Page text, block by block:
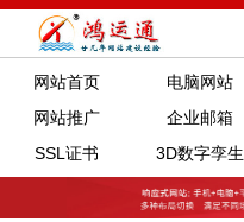
网站首页 电脑网站
网站推广
企业邮箱
SSL证书
3D数字孪生